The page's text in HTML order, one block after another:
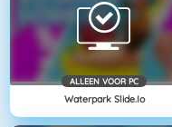
ALLEEN VOOR PC
Waterpark Slide.io